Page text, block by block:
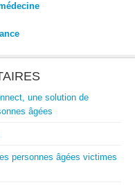
une solution de
âgées
personnes âgées victimes